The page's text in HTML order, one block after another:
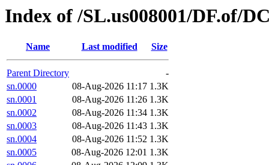
Index of /SL.us008001/DF.of/
Name Last modified Size
Parent Directory
-
sn.0000
08-Aug-2026 11:17 1.3K
sn.0001
08-Aug-2026 11:26 1.3K
sn.0002
08-Aug-2026 11:34 1.3K
sn.0003
08-Aug-2026 11:43 1.3K
sn.0004
08-Aug-2026 11:52 1.3K
sn.0005
08-Aug-2026 12:01 1.3K